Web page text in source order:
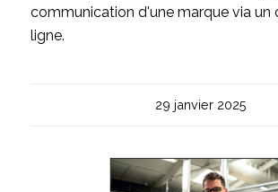
communication d'une marque via un
ligne.
29 janvier 2025